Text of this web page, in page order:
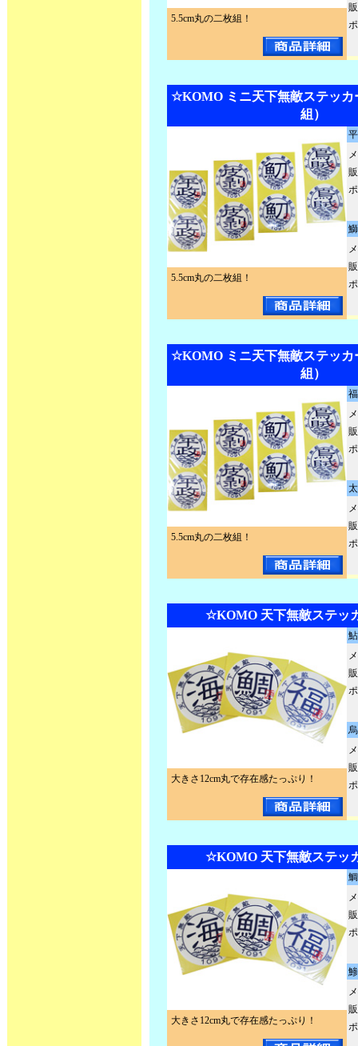
5.5cm丸の二枚組！
☆KOMO ミニ天下無敵ステッカ
組）
5.5cm丸の二枚組！
☆KOMO ミニ天下無敵ステッカ
組）
5.5cm丸の二枚組！
☆KOMO 天下無敵ステッ
大きさ12cm丸で存在感たっぷり！
☆KOMO 天下無敵ステッ
大きさ12cm丸で存在感たっぷり！